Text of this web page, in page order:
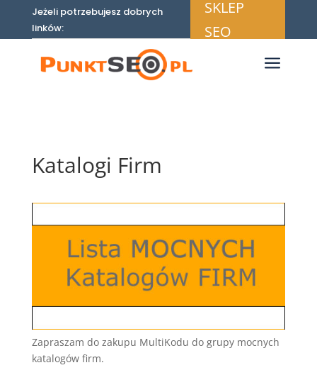
Jeżeli potrzebujesz dobrych
linków:
SKLEP
SEO
a
Katalogi Firm
Zapraszam do zakupu MultiKodu do grupy mocnych
katalogów firm.